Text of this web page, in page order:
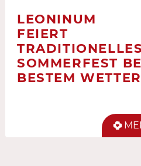
LEONINUM
FEIERT
TRADITIONELLES
SOMMERFEST
BESTEM WETTER